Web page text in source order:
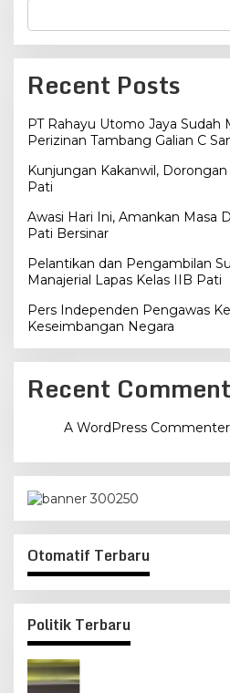
Recent Posts
PT Rahayu Utomo Jaya Sudah
Perizinan Tambang Galian C
Kunjungan Kakanwil,
Pati
Awasi Hari Ini, Amankan Masa
Pati Bersinar
Pelantikan dan Pengambilan
Manajerial Lapas Kelas IIB Pati
Pers Independen Pengawas
Keseimbangan Negara
Recent
A WordPress Commenter
Otomatif Terbaru
Politik Terbaru